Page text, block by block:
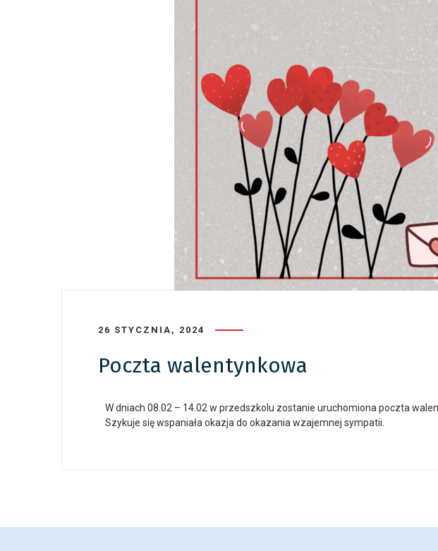
26 STYCZNIA, 2024
Poczta walentynkowa
W dniach 08.02 – 14.02 w przedszkolu zostanie uruchomiona poczta
Szykuje się wspaniała okazja do okazania wzajemnej sympatii.